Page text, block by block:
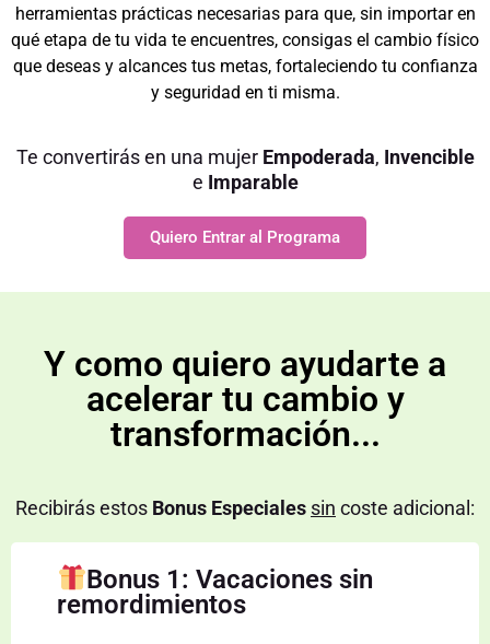
herramientas prácticas necesarias para que, sin importar en
qué etapa de tu vida te encuentres, consigas el cambio físico
que deseas y alcances tus metas, fortaleciendo tu confianza
y seguridad en ti misma.
Te convertirás en una mujer Empoderada, Invencible
e Imparable
Quiero Entrar al Programa
Y como quiero ayudarte a
acelerar tu cambio y
transformación...
Recibirás estos Bonus Especiales sin coste adicional:
Bonus 1: Vacaciones sin
remordimientos